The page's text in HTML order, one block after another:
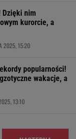
Dzięki nim
kurorcie, a
2025, 15:20
popularności!
wakacje, a
13:10